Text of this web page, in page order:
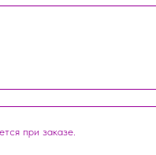
при заказе.